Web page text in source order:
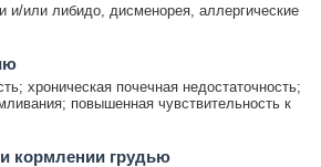
и/или либидо, дисменорея, аллергические
хроническая почечная недостаточность;
повышенная чувствительность к
кормлении грудью